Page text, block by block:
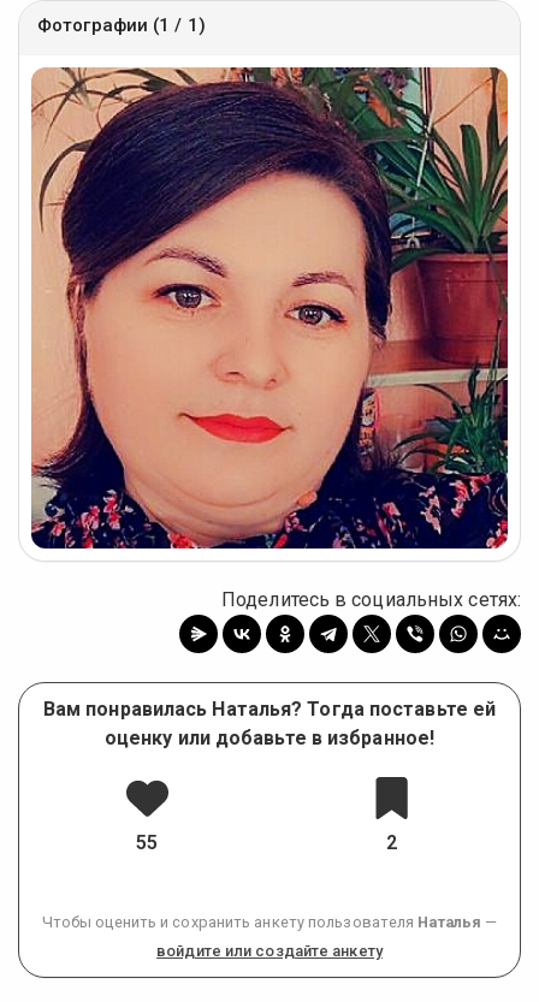
Фотографии (1 / 1)
Поделитесь в социальных сетях:
Вам понравилась Наталья? Тогда поставьте ей
оценку или добавьте в избранное!
55 2
Чтобы оценить и сохранить анкету пользователя Наталья —
войдите или создайте анкету